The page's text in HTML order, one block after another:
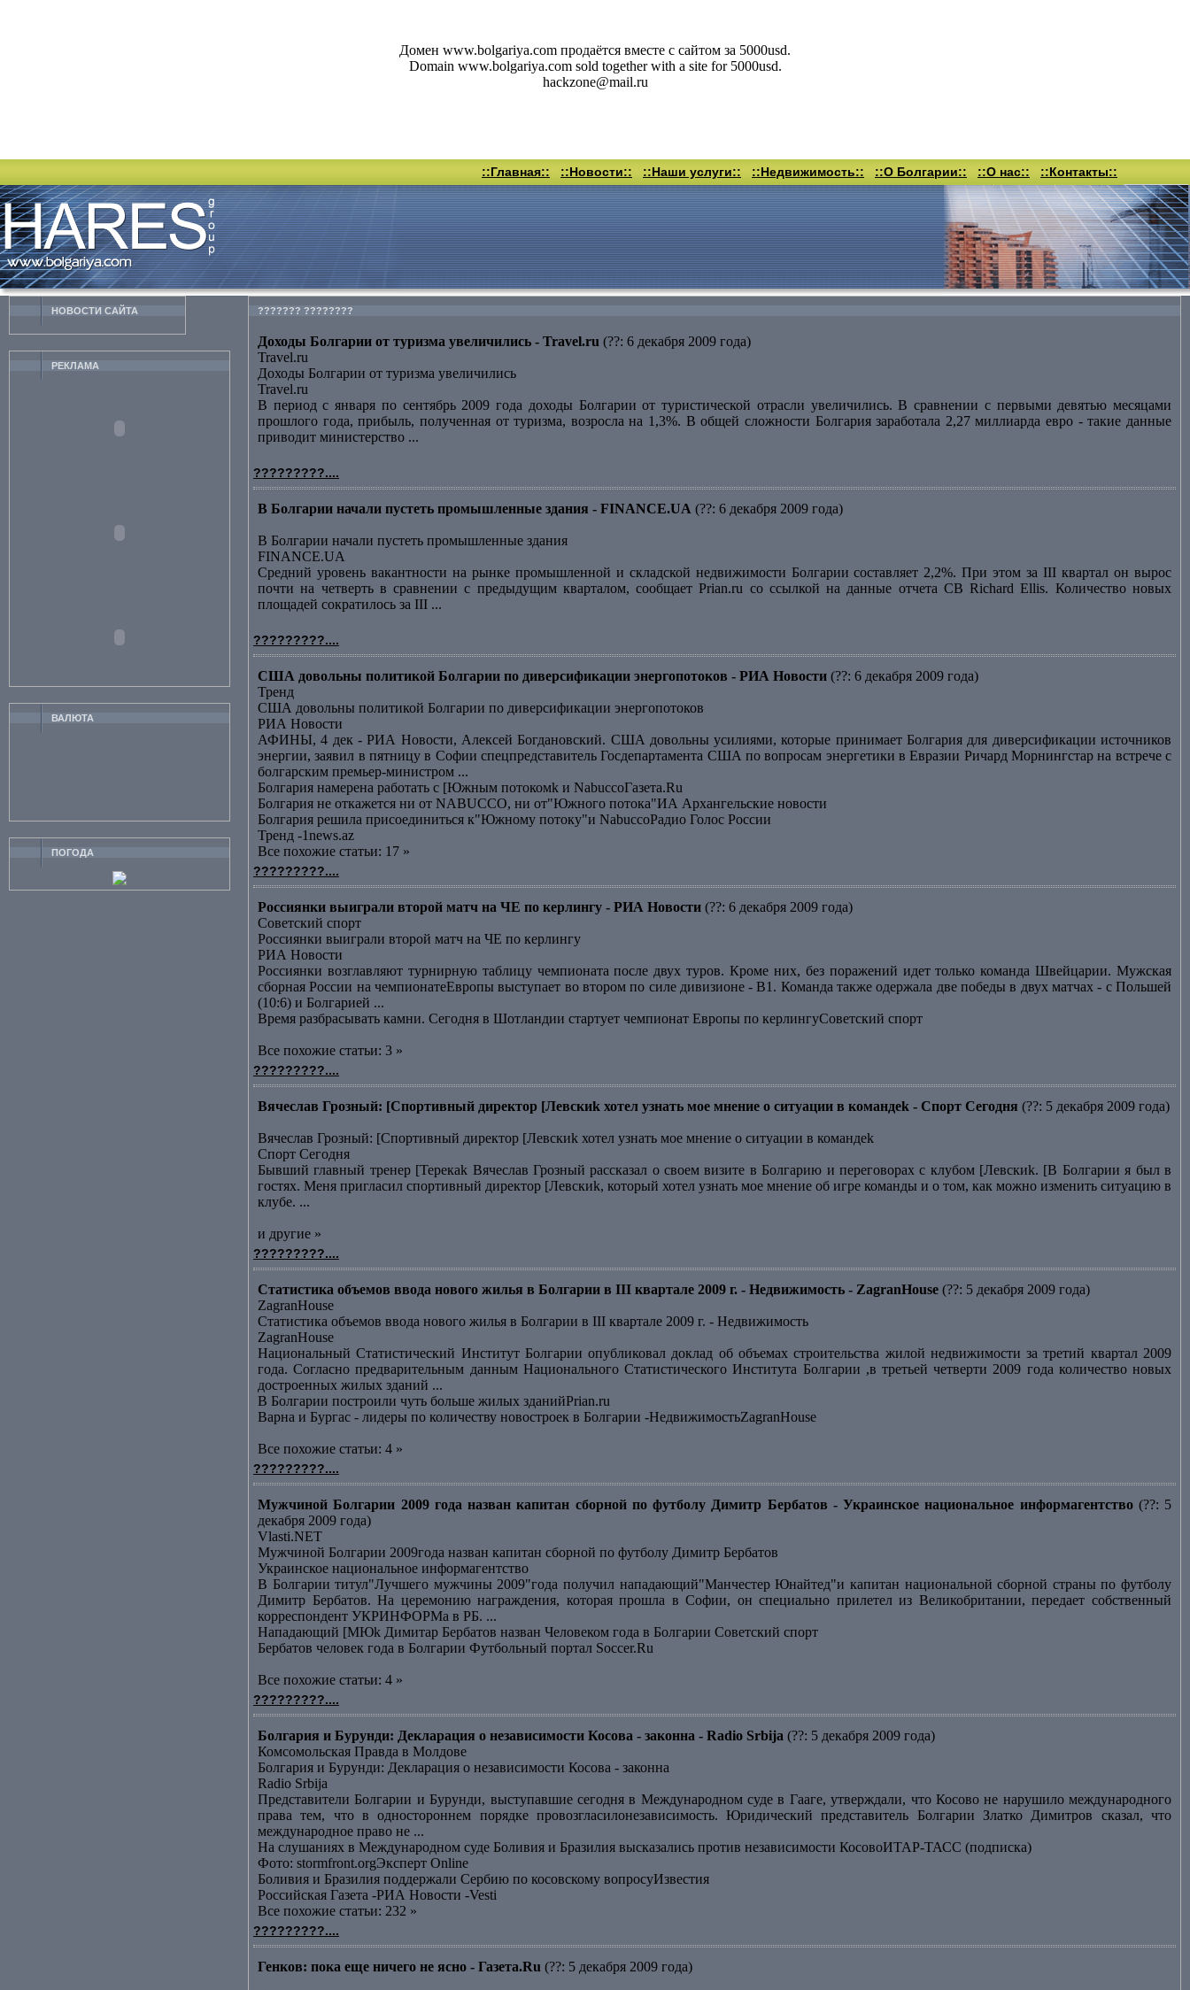
Домен www.bolgariya.com продаётся вместе с сайтом за 5000usd.
Domain www.bolgariya.com sold together with a site for 5000usd.
hackzone@mail.ru
::Главная:: ::Новости:: ::Наши услуги:: ::Недвижимость:: ::О Болгарии:: ::О нас:: ::Контакты::
НОВОСТИ CАЙТА
РЕКЛАМА
ВАЛЮТА
ПОГОДА
??????? ????????
Доходы Болгарии от туризма увеличились - Travel.ru (??: 6 декабря 2009 года)
Travel.ru
Доходы Болгарии от туризма увеличились
Travel.ru
В период с января по сентябрь 2009 года доходы Болгарии от туристической отрасли увеличились. В сравнении с первыми девятью месяцами
прошлого года, прибыль, полученная от туризма, возросла на 1,3%. В общей сложности Болгария заработала 2,27 миллиарда евро - такие данные
приводит министерство ...
?????????....
В Болгарии начали пустеть промышленные здания - FINANCE.UA (??: 6 декабря 2009 года)
В Болгарии начали пустеть промышленные здания
FINANCE.UA
Средний уровень вакантности на рынке промышленной и складской недвижимости Болгарии составляет 2,2%. При этом за III квартал он вырос
почти на четверть в сравнении с предыдущим кварталом, сообщает Prian.ru со ссылкой на данные отчета CB Richard Ellis. Количество новых
площадей сократилось за III ...
?????????....
США довольны политикой Болгарии по диверсификации энергопотоков - РИА Новости (??: 6 декабря 2009 года)
Тренд
США довольны политикой Болгарии по диверсификации энергопотоков
РИА Новости
АФИНЫ, 4 дек - РИА Новости, Алексей Богдановский. США довольны усилиями, которые принимает Болгария для диверсификации источников
энергии, заявил в пятницу в Софии спецпредставитель Госдепартамента США по вопросам энергетики в Евразии Ричард Морнингстар на встрече с
болгарским премьер-министром ...
Болгария намерена работать с [Южным потокомk и NabuccoГазета.Ru
Болгария не откажется ни от NABUCCO, ни от"Южного потока"ИА Архангельские новости
Болгария решила присоединиться к"Южному потоку"и NabuccoРадио Голос России
Тренд -1news.az
Все похожие статьи: 17 »
?????????....
Россиянки выиграли второй матч на ЧЕ по керлингу - РИА Новости (??: 6 декабря 2009 года)
Советский спорт
Россиянки выиграли второй матч на ЧЕ по керлингу
РИА Новости
Россиянки возглавляют турнирную таблицу чемпионата после двух туров. Кроме них, без поражений идет только команда Швейцарии. Мужская
сборная России на чемпионатеЕвропы выступает во втором по силе дивизионе - В1. Команда также одержала две победы в двух матчах - с Польшей
(10:6) и Болгарией ...
Время разбрасывать камни. Сегодня в Шотландии стартует чемпионат Европы по керлингуСоветский спорт
Все похожие статьи: 3 »
?????????....
Вячеслав Грозный: [Спортивный директор [Левскиk хотел узнать мое мнение о ситуации в командеk - Спорт Сегодня (??: 5 декабря 2009 года)
Вячеслав Грозный: [Спортивный директор [Левскиk хотел узнать мое мнение о ситуации в командеk
Спорт Сегодня
Бывший главный тренер [Терекаk Вячеслав Грозный рассказал о своем визите в Болгарию и переговорах с клубом [Левскиk. [В Болгарии я был в
гостях. Меня пригласил спортивный директор [Левскиk, который хотел узнать мое мнение об игре команды и о том, как можно изменить ситуацию в
клубе. ...
и другие »
?????????....
Статистика объемов ввода нового жилья в Болгарии в III квартале 2009 г. - Недвижимость - ZagranHouse (??: 5 декабря 2009 года)
ZagranHouse
Статистика объемов ввода нового жилья в Болгарии в III квартале 2009 г. - Недвижимость
ZagranHouse
Национальный Статистический Институт Болгарии опубликовал доклад об объемах строительства жилой недвижимости за третий квартал 2009
года. Согласно предварительным данным Национального Статистического Института Болгарии ,в третьей четверти 2009 года количество новых
достроенных жилых зданий ...
В Болгарии построили чуть больше жилых зданийPrian.ru
Варна и Бургас - лидеры по количеству новостроек в Болгарии -НедвижимостьZagranHouse
Все похожие статьи: 4 »
?????????....
Мужчиной Болгарии 2009 года назван капитан сборной по футболу Димитр Бербатов - Украинское национальное информагентство(??: 5
декабря 2009 года)
Vlasti.NET
Мужчиной Болгарии 2009года назван капитан сборной по футболу Димитр Бербатов
Украинское национальное информагентство
В Болгарии титул"Лучшего мужчины 2009"года получил нападающий"Манчестер Юнайтед"и капитан национальной сборной страны по футболу
Димитр Бербатов. На церемонию награждения, которая прошла в Софии, он специально прилетел из Великобритании, передает собственный
корреспондент УКРИНФОРМа в РБ. ...
Нападающий [МЮk Димитар Бербатов назван Человеком года в Болгарии Советский спорт
Бербатов человек года в Болгарии Футбольный портал Soccer.Ru
Все похожие статьи: 4 »
?????????....
Болгария и Бурунди: Декларация о независимости Косова - законна - Radio Srbija (??: 5 декабря 2009 года)
Комсомольская Правда в Молдове
Болгария и Бурунди: Декларация о независимости Косова - законна
Radio Srbija
Представители Болгарии и Бурунди, выступавшие сегодня в Международном суде в Гааге, утверждали, что Косово не нарушило международного
права тем, что в одностороннем порядке провозгласилонезависимость. Юридический представитель Болгарии Златко Димитров сказал, что
международное право не ...
На слушаниях в Международном суде Боливия и Бразилия высказались против независимости КосовоИТАР-ТАСС (подписка)
Фото: stormfront.orgЭксперт Online
Боливия и Бразилия поддержали Сербию по косовскому вопросуИзвестия
Российская Газета -РИА Новости -Vesti
Все похожие статьи: 232 »
?????????....
Генков: пока еще ничего не ясно - Газета.Ru (??: 5 декабря 2009 года)